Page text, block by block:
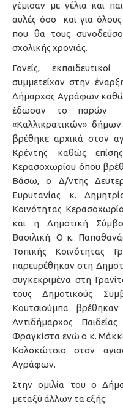
γέμισαν με γέλια και
αυλές όσο και για
που θα τους
σχολικής χρονιάς.
Γονείς,
συμμετείχαν στην
Δήμαρχος Αγράφων καθώς
έδωσαν το παρών
«Καλλικρατικών»
βρέθηκε αρχικά στον
Κρέντης καθώς
Κερασοχωρίου όπου
Βάσω, ο Δ/ντης
Ευρυτανίας κ.
Κοινότητας
και η Δημοτική
Βασιλική. Ο κ.
Τοπικής Κοινότητας
παρευρέθηκαν στη
συγκεκριμένα στη
τους Δημοτικούς
Κουτσιούμπα
Αντιδήμαρχος
Φραγκίστα ενώ ο κ.
Κολοκώτσιο στον
Αγράφων.
Στην ομιλία του ο
μεταξύ άλλων τα εξής: